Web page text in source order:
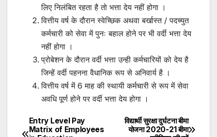
लिए निलंबित रहता है तो भत्ता देय नहीं होगा ।
वित्तीय वर्ष के दौरान स्वेच्छिक अथवा बर्खास्त / पदच्युत
कर्मचारी को सेवा में पुनः बहाल होने पर भी वर्दी भत्ता देय
नहीं होगा ।
प्रोबेशन के दौरान वर्दी भत्ता उन्ही कर्मचारियों को देय है
जिन्हें वर्दी पहनना वैधानिक रूप से अनिवार्य है ।
वित्तीय वर्ष में 6 माह की स्थायी कर्मचारी से रूप में सेवा
अवधि पूर्ण होने पर वर्दी भत्ता देय होगा ।
Post
विद्यार्थी सुरक्षा दुर्घटना बीमा
योजना 2020-21 बीमा
Entry Level Pay
Matrix of Employees